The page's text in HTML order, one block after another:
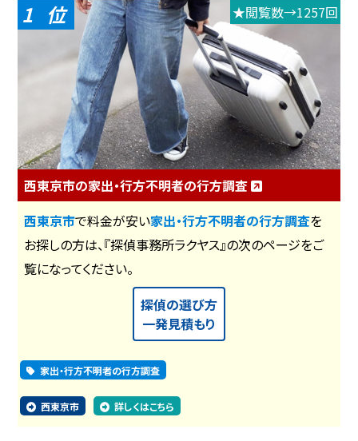
1 ★閲覧数→1257回
西東京市の家出・行方不明者の行方調査
西東京市で料金が安い家出・行方不明者の行方調査を
お探しの方は、『探偵事務所ラクヤス』の次のページをご
覧になってください。
探偵の選び方
一発見積もり
家出・行方不明者の行方調査
西東京市 詳しくはこちら